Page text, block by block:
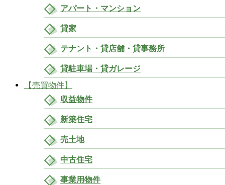
アパート・マンション
貸家
テナント・貸店舗・貸事務所
貸駐車場・貸ガレージ
【売買物件】
収益物件
新築住宅
売土地
中古住宅
事業用物件